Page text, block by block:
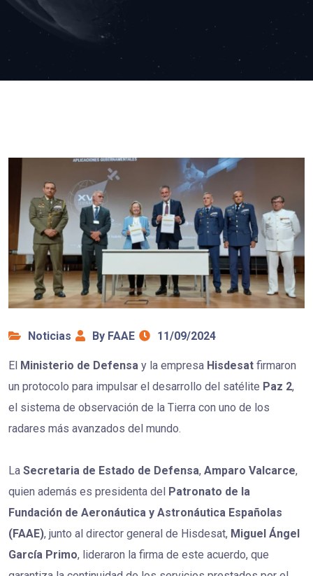
Noticias By FAAE 11/09/2024
El Ministerio de Defensa y la empresa Hisdesat firmaron
un protocolo para impulsar el desarrollo del satélite Paz 2,
el sistema de observación de la Tierra con uno de los
radares más avanzados del mundo.
La Secretaria de Estado de Defensa, Amparo Valcarce,
quien además es presidenta del Patronato de la
Fundación de Aeronáutica y Astronáutica Españolas
(FAAE), junto al director general de Hisdesat, Miguel Ángel
García Primo, lideraron la firma de este acuerdo, que